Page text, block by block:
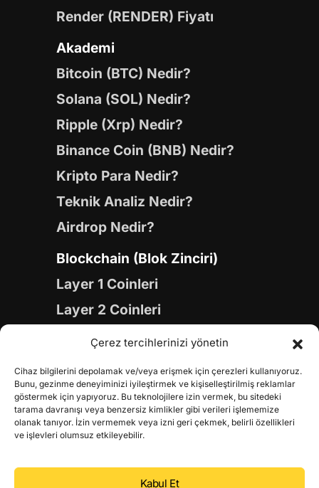
Çerez tercihlerinizi yönetin
Cihaz bilgilerini depolamak ve/veya erişmek için çerezleri kullanıyoruz.
Bunu, gezinme deneyiminizi iyileştirmek ve kişiselleştirilmiş reklamlar
göstermek için yapıyoruz. Bu teknolojilere izin vermek, bu sitedeki
tarama davranışı veya benzersiz kimlikler gibi verileri işlememize
olanak tanıyor. İzin vermemek veya izni geri çekmek, belirli özellikleri
ve işlevleri olumsuz etkileyebilir.
Kabul Et
Render (RENDER) Fiyatı
Akademi
Bitcoin (BTC) Nedir?
Solana (SOL) Nedir?
Ripple (Xrp) Nedir?
Binance Coin (BNB) Nedir?
Kripto Para Nedir?
Teknik Analiz Nedir?
Airdrop Nedir?
Blockchain (Blok Zinciri)
Layer 1 Coinleri
Layer 2 Coinleri
Yapay Zeka (AI) Coinleri
Gaming Coinleri
RWA Coinleri
DeFi Coinleri
DePIN Coinleri